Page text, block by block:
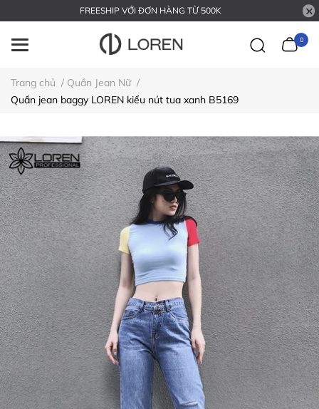
FREESHIP VỚI ĐƠN HÀNG TỪ 500K
0
Trang chủ / Quần Jean Nữ /
Quần jean baggy LOREN kiểu nút tua xanh B5169